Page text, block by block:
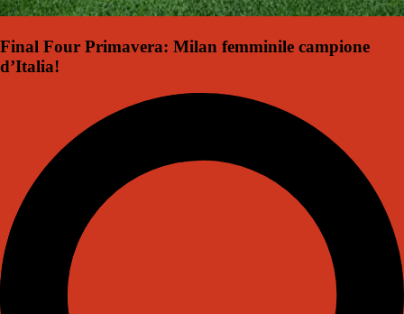
Final Four Primavera: Milan femminile campione
d’Italia!